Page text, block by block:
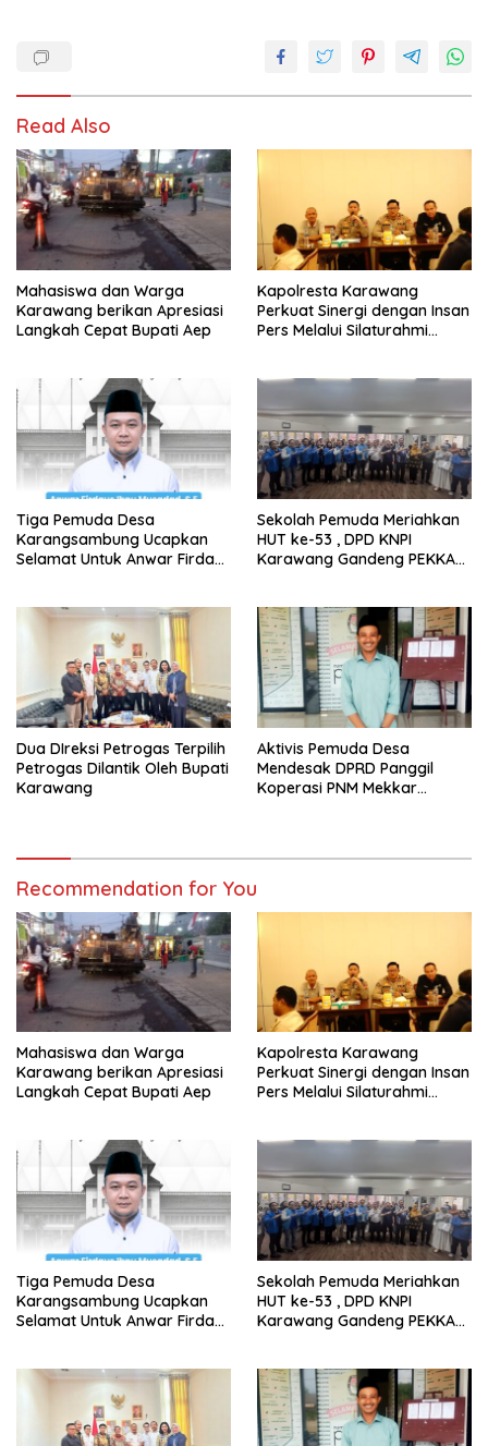
Read Also
Mahasiswa dan Warga
Karawang berikan Apresiasi
Langkah Cepat Bupati Aep
Kapolresta Karawang
Perkuat Sinergi dengan Insan
Pers Melalui Silaturahmi
Tiga Pemuda Desa
Karangsambung Ucapkan
Selamat Untuk Anwar Firdaus
Sekolah Pemuda Meriahkan
HUT ke-53 , DPD KNPI
Karawang Gandeng PEKKA
Dua DIreksi Petrogas Terpilih
Petrogas Dilantik Oleh Bupati
Karawang
Aktivis Pemuda Desa
Mendesak DPRD Panggil
Koperasi PNM Mekkar
Recommendation for You
Mahasiswa dan Warga
Karawang berikan Apresiasi
Langkah Cepat Bupati Aep
Kapolresta Karawang
Perkuat Sinergi dengan Insan
Pers Melalui Silaturahmi
Tiga Pemuda Desa
Karangsambung Ucapkan
Selamat Untuk Anwar Firdaus
Sekolah Pemuda Meriahkan
HUT ke-53 , DPD KNPI
Karawang Gandeng PEKKA